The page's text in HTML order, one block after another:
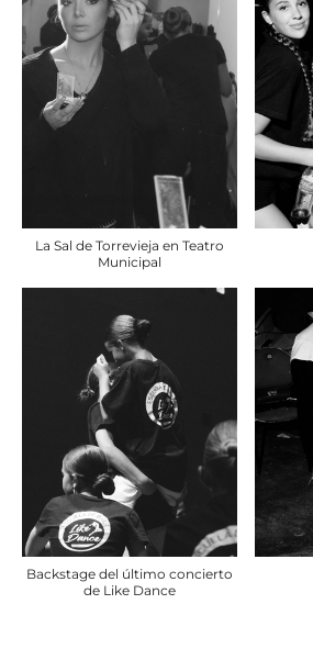
La Sal de Torrevieja en Teatro
Municipal
Backstage del último concierto
de Like Dance